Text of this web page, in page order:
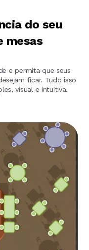
do seu
mesas
e permita que seus
ficar. Tudo isso
visual e intuitiva.